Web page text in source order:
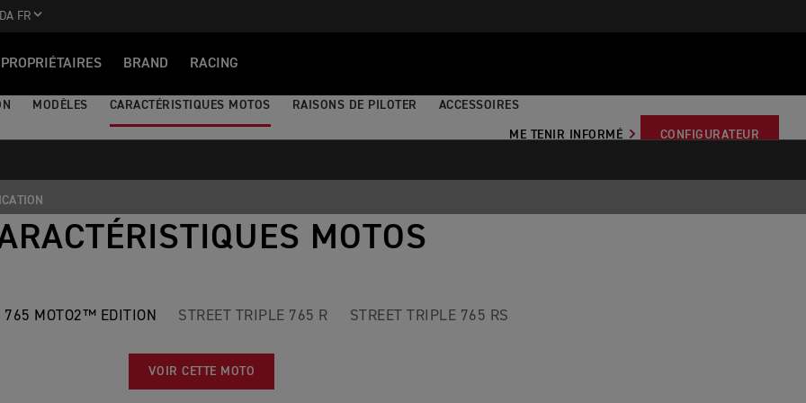
FR
PROPRIÉTAIRES BRAND RACING
MODÈLES CARACTÉRISTIQUES MOTOS RAISONS DE PILOTER ACCESSOIRES
ME TENIR INFORMÉ CONFIGURATEUR
MOTOS
765 MOTO2™ EDITION STREET TRIPLE 765 R STREET TRIPLE 765 RS
VOIR CETTE MOTO